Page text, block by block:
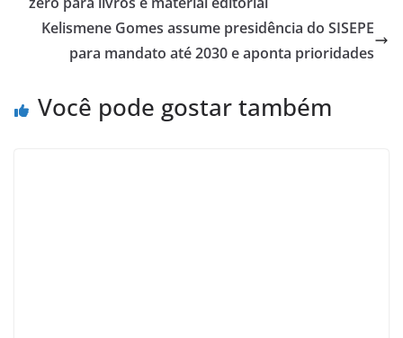
Kelismene Gomes assume presidência do SISEPE
para mandato até 2030 e aponta prioridades
Você pode gostar também